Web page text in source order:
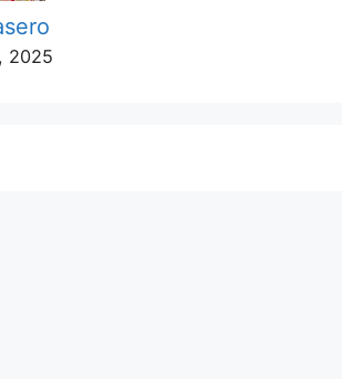
2025